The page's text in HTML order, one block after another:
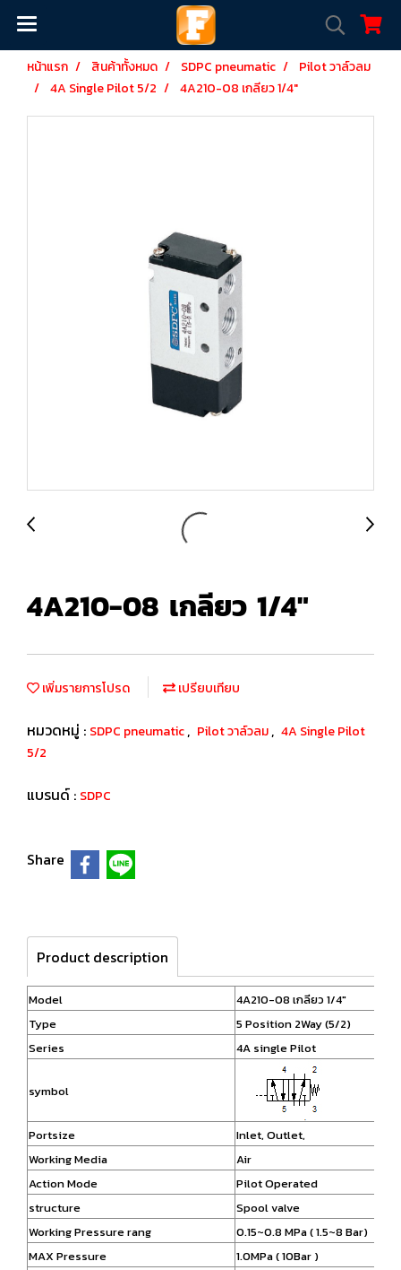
หน้าแรก สินค้าทั้งหมด SDPC pneumatic
Pilot วาล์วลม
4A Single Pilot 5/2
4A210-08 เกลียว 1/4"
4A210-08 เกลียว 1/4"
เพิ่มรายการโปรด เปรียบเทียบ
หมวดหมู่ : SDPC pneumatic, Pilot วาล์วลม, 4A Single Pilot
5/2
แบรนด์ : SDPC
Share
Product description
Model
4A210-08 เกลียว 1/4"
Type
5 Position 2Way (5/2)
Series
4A single Pilot
symbol
Portsize
Inlet, Outlet,
Working Media
Air
Action Mode
Pilot Operated
structure
Spool valve
Working Pressure rang
0.15~0.8 MPa ( 1.5~8 Bar)
MAX Pressure
1.0MPa ( 10Bar )